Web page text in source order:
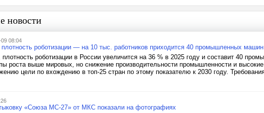
новости
09 08:04
плотность роботизации — на 10 тыс. работников приходится 40 промышленных машин
роботизации в России увеличится на 36 % в 2025 году и составит 40
роста выше мировых, но снижение производительности промышленности и высокие
цели по вхождению в топ-25 стран по этому показателю к 2030 году.
«Союза МС-27» от МКС показали на фотографиях